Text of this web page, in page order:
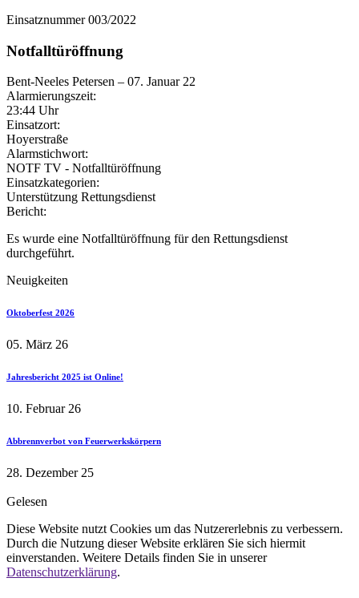
Einsatznummer 003/2022
Notfalltüröffnung
Bent-Neeles Petersen – 07. Januar 22
Alarmierungszeit:
23:44 Uhr
Einsatzort:
Hoyerstraße
Alarmstichwort:
NOTF TV - Notfalltüröffnung
Einsatzkategorien:
Unterstützung Rettungsdienst
Bericht:
Es wurde eine Notfalltüröffnung für den Rettungsdienst
durchgeführt.
Neuigkeiten
Oktoberfest 2026
05. März 26
Jahresbericht 2025 ist Online!
10. Februar 26
Abbrennverbot von Feuerwerkskörpern
28. Dezember 25
Gelesen
Diese Website nutzt Cookies um das Nutzererlebnis zu verbessern.
Durch die Nutzung dieser Website erklären Sie sich hiermit
einverstanden. Weitere Details finden Sie in unserer
Datenschutzerklärung.